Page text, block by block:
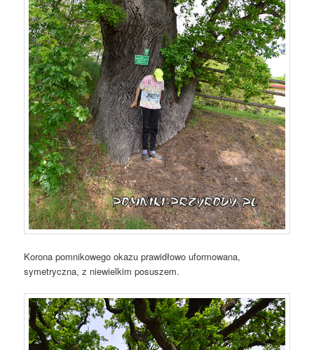
Korona pomnikowego okazu prawidłowo uformowana,
symetryczna, z niewielkim posuszem.